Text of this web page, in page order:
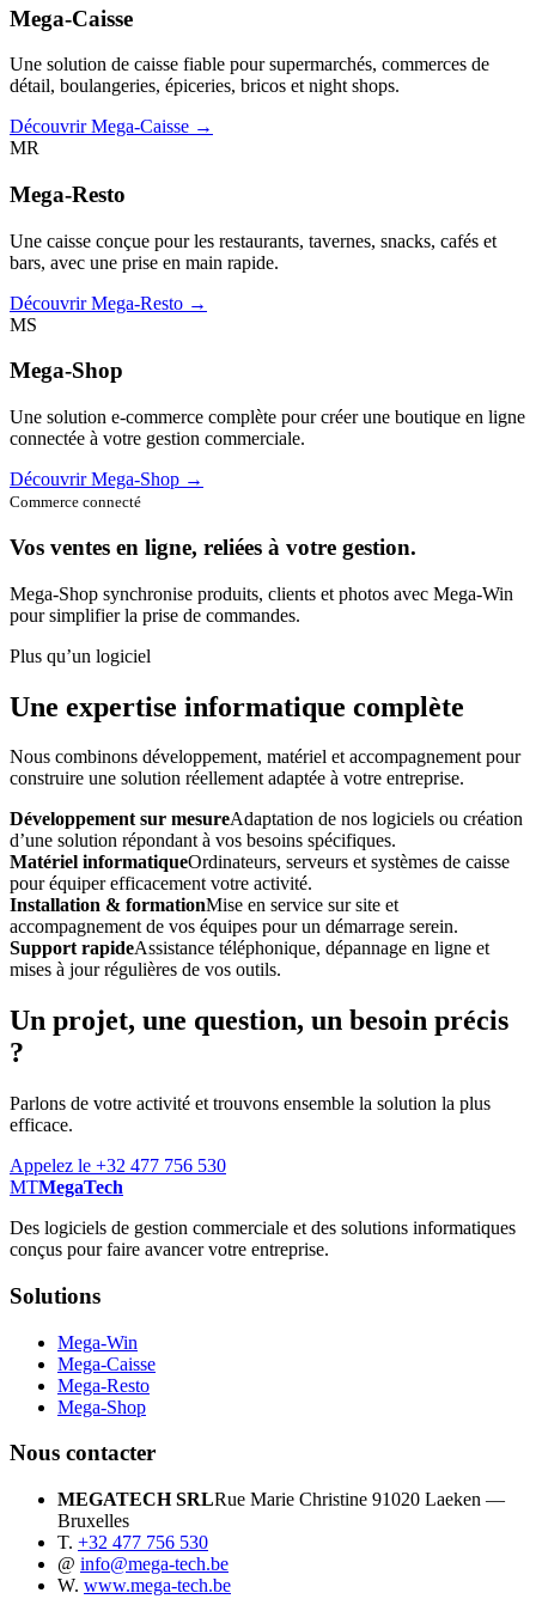
Mega-Caisse
Une solution de caisse fiable pour supermarchés, commerces de
détail, boulangeries, épiceries, bricos et night shops.
Découvrir Mega-Caisse →
MR
Mega-Resto
Une caisse conçue pour les restaurants, tavernes, snacks, cafés et
bars, avec une prise en main rapide.
Découvrir Mega-Resto →
MS
Mega-Shop
Une solution e-commerce complète pour créer une boutique en ligne
connectée à votre gestion commerciale.
Découvrir Mega-Shop →
Commerce connecté
Vos ventes en ligne, reliées à votre gestion.
Mega-Shop synchronise produits, clients et photos avec Mega-Win
pour simplifier la prise de commandes.
Plus qu’un logiciel
Une expertise informatique complète
Nous combinons développement, matériel et accompagnement pour
construire une solution réellement adaptée à votre entreprise.
Développement sur mesureAdaptation de nos logiciels ou création
d’une solution répondant à vos besoins spécifiques.
Matériel informatiqueOrdinateurs, serveurs et systèmes de caisse
pour équiper efficacement votre activité.
Installation & formationMise en service sur site et
accompagnement de vos équipes pour un démarrage serein.
Support rapideAssistance téléphonique, dépannage en ligne et
mises à jour régulières de vos outils.
Un projet, une question, un besoin précis
?
Parlons de votre activité et trouvons ensemble la solution la plus
efficace.
Appelez le +32 477 756 530
MTMegaTech
Des logiciels de gestion commerciale et des solutions informatiques
conçus pour faire avancer votre entreprise.
Solutions
Mega-Win
Mega-Caisse
Mega-Resto
Mega-Shop
Nous contacter
MEGATECH SRLRue Marie Christine 91020 Laeken —
Bruxelles
T. +32 477 756 530
@ info@mega-tech.be
W. www.mega-tech.be